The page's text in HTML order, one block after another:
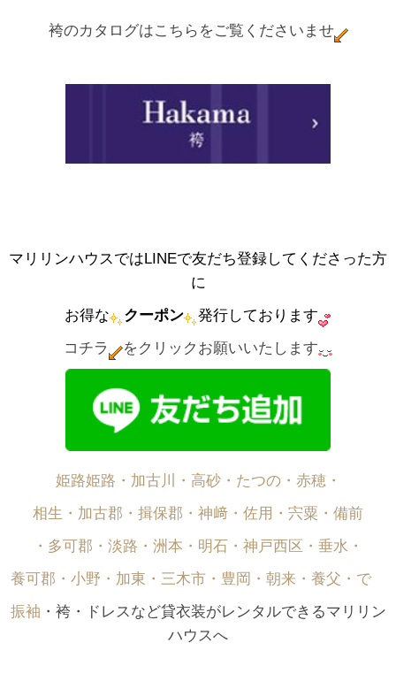
袴のカタログはこちらをご覧くださいませ
マリリンハウスではLINEで友だち登録してくださった方
に
お得な
クーポン
発行しております
コチラ
をクリックお願いいたします
姫路姫路・加古川・高砂・たつの・赤穂・
相生・加古郡・揖保郡・神﨑・佐用・宍粟・備前
・多可郡・淡路・洲本・明石・神戸西区・垂水・
養可郡・小野・加東・三木市・豊岡・朝来・養父・で゙
振袖 ・袴・ドレスなど貸衣装がレンタルできるマリリン
ハウスへ